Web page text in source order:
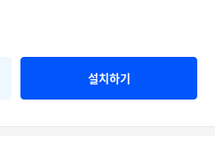
설치하기